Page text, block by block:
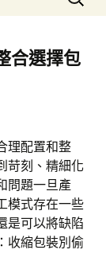
尋
鍵
字:
合選擇包
理配置和整
苛刻、精細化
問題一旦產
模式存在一些
是可以將缺陷
收縮包裝別偷